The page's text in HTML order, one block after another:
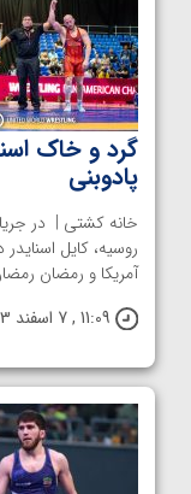
گرد و خاک
پادوبنی
خانه کشتی | در
روسیه، کایل
آمریکا و رمضان
11:09 , 7 اسفند 03